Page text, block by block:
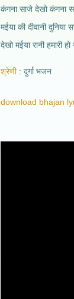
कंगना साजे देखो कंगना
मईया की दीवानी दुनिया
देखो मईया रानी हमारी हो
श्रेणी दुर्गा भजन
download bhajan